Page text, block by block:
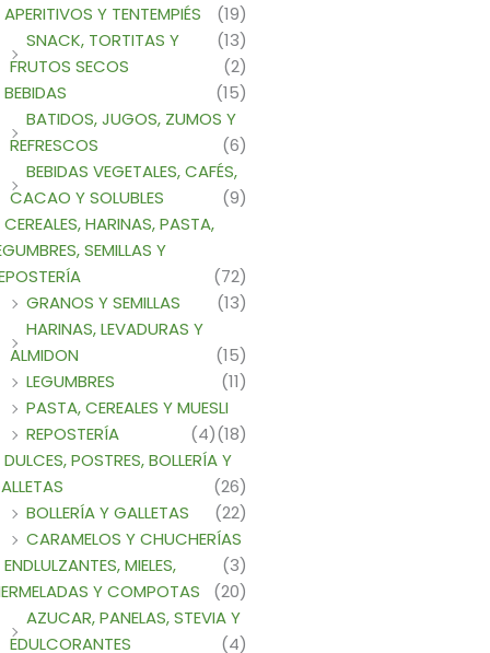
(19)
APERITIVOS Y TENTEMPIÉS
(13)
SNACK, TORTITAS Y
FRUTOS SECOS
(2)
BEBIDAS
(15)
BATIDOS, JUGOS, ZUMOS Y
REFRESCOS
(6)
BEBIDAS VEGETALES, CAFÉS,
CACAO Y SOLUBLES
(9)
CEREALES, HARINAS, PASTA,
SEMILLAS Y
(72)
GRANOS Y SEMILLAS
(13)
HARINAS, LEVADURAS Y
ALMIDON
(15)
LEGUMBRES
(11)
PASTA, CEREALES Y MUESLI
(18)
REPOSTERÍA
(4)
DULCES, POSTRES, BOLLERÍA Y
(26)
BOLLERÍA Y GALLETAS
(22)
CARAMELOS Y CHUCHERÍAS
(3)
ENDLULZANTES, MIELES,
Y COMPOTAS
(20)
AZUCAR, PANELAS, STEVIA Y
EDULCORANTES
(4)